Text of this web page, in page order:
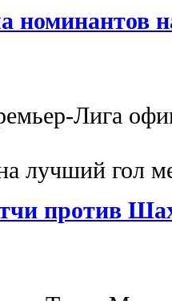
номинантов
Лига
лучший гол
против